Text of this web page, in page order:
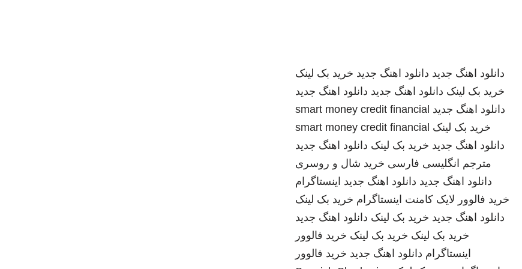
دانلود اهنگ جدید دانلود اهنگ جدید خرید بک لینک
خرید بک لینک دانلود اهنگ جدید دانلود اهنگ جدید
دانلود اهنگ جدید smart money credit financial
خرید بک لینک smart money credit financial
دانلود اهنگ جدید خرید بک لینک دانلود اهنگ جدید
مترجم انگلیسی فارسی خرید شال و روسری
دانلود اهنگ جدید دانلود اهنگ جدید اینستاگرام
خرید فالوور لایک کامنت اینستاگرام خرید بک لینک
دانلود اهنگ جدید خرید بک لینک دانلود اهنگ جدید
خرید بک لینک خرید بک لینک خرید فالوور
اینستاگرام دانلود اهنگ جدید خرید فالوور